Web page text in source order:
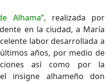
Alhama”, realizada por
en la ciudad, a María
labor desarrollada a
años, por medio de
así como por la
insigne alhameño don